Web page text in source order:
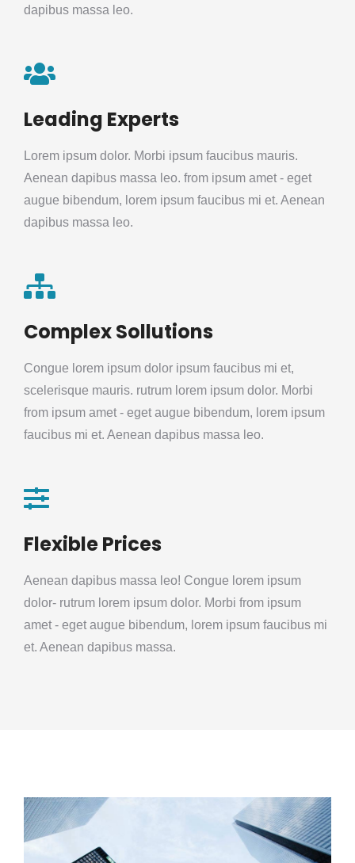
dapibus massa leo.
Leading Experts
Lorem ipsum dolor. Morbi ipsum faucibus mauris.
Aenean dapibus massa leo. from ipsum amet - eget
augue bibendum, lorem ipsum faucibus mi et. Aenean
dapibus massa leo.
Complex Sollutions
Congue lorem ipsum dolor ipsum faucibus mi et,
scelerisque mauris. rutrum lorem ipsum dolor. Morbi
from ipsum amet - eget augue bibendum, lorem ipsum
faucibus mi et. Aenean dapibus massa leo.
Flexible Prices
Aenean dapibus massa leo! Congue lorem ipsum
dolor- rutrum lorem ipsum dolor. Morbi from ipsum
amet - eget augue bibendum, lorem ipsum faucibus mi
et. Aenean dapibus massa.